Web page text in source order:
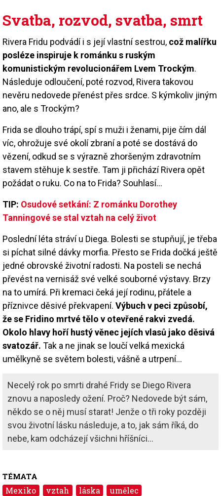
Svatba, rozvod, svatba, smrt
Rivera Fridu podvádí i s její vlastní sestrou, což malířku
posléze inspiruje k románku s ruským
komunistickým revolucionářem Lvem Trockým.
Následuje odloučení, poté rozvod, Rivera takovou
nevěru nedovede přenést přes srdce. S kýmkoliv jiným
ano, ale s Trockým?
Frida se dlouho trápí, spí s muži i ženami, pije čím dál
víc, ohrožuje své okolí zbraní a poté se dostává do
vězení, odkud se s výrazně zhoršeným zdravotním
stavem stěhuje k sestře. Tam ji přichází Rivera opět
požádat o ruku. Co na to Frida? Souhlasí...
TIP: Osudové setkání: Z románku Dorothey
Tanningové se stal vztah na celý život
Poslední léta stráví u Diega. Bolesti se stupňují, je třeba
si píchat silné dávky morfia. Přesto se Frida dočká ještě
jedné obrovské životní radosti. Na posteli se nechá
převést na vernisáž své velké souborné výstavy. Brzy
na to umírá. Při kremaci čeká její rodinu, přátele a
příznivce děsivé překvapení. Výbuch v peci způsobí,
že se Fridino mrtvé tělo v otevřené rakvi zvedá.
Okolo hlavy hoří hustý věnec jejích vlasů jako děsivá
svatozář. Tak a ne jinak se loučí velká mexická
umělkyně se světem bolesti, vášně a utrpení...
Necelý rok po smrti drahé Fridy se Diego Rivera
znovu a naposledy ožení. Proč? Nedovede být sám,
někdo se o něj musí starat! Jenže o tři roky později
svou životní lásku následuje, a to, jak sám říká, do
nebe, kam odcházejí všichni hříšníci...
TÉMATA
Mexiko vztah láska
umělec